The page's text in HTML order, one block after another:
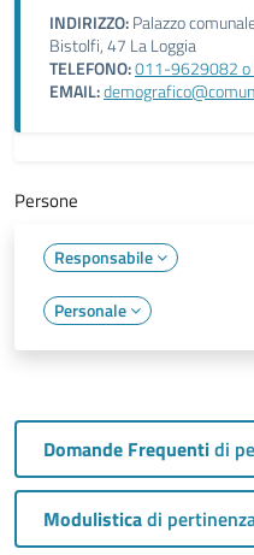
INDIRIZZO:Palazzo
Bistolfi, 47 La Loggia
TELEFONO:011-9629082
EMAIL:
Persone
Responsabile
Personale
Domande Frequentidi
Modulisticadi